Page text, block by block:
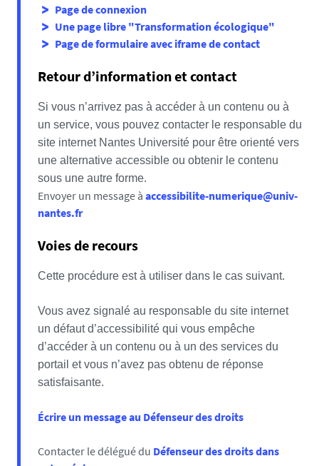
Page de connexion
Une page libre "Transformation écologique"
Page de formulaire avec iframe de contact
Retour d’information et contact
Si vous n’arrivez pas à accéder à un contenu ou à
un service, vous pouvez contacter le responsable du
site internet Nantes Université pour être orienté vers
une alternative accessible ou obtenir le contenu
sous une autre forme.
Envoyer un message à accessibilite-numerique@univ-
nantes.fr
Voies de recours
Cette procédure est à utiliser dans le cas suivant.
Vous avez signalé au responsable du site internet
un défaut d’accessibilité qui vous empêche
d’accéder à un contenu ou à un des services du
portail et vous n’avez pas obtenu de réponse
satisfaisante.
Écrire un message au Défenseur des droits
Contacter le délégué du Défenseur des droits dans